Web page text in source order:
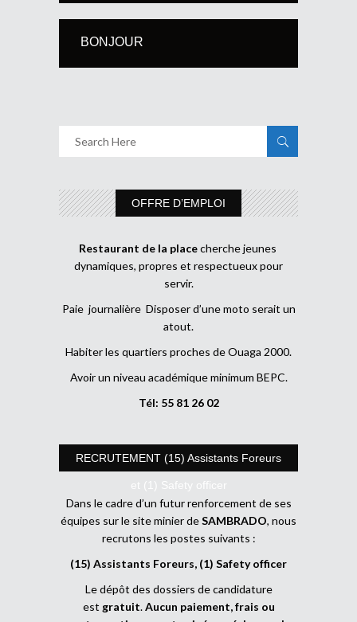
BONJOUR
OFFRE D’EMPLOI
Restaurant de la placecherche jeunes
dynamiques, propres et respectueux pour
servir.
Paie journalière Disposer d’une moto serait un
atout.
Habiter les quartiers proches de Ouaga 2000.
Avoir un niveau académique minimum BEPC.
Tél: 55 81 26 02
RECRUTEMENT (15) Assistants Foreurs
et (1) Safety officer
Dans le cadre d’un futur renforcement de ses
équipes sur le site minier deSAMBRADO, nous
recrutons les postes suivants :
(15) Assistants Foreurs, (1) Safety officer
Le dépôt des dossiers de candidature
est gratuit.Aucun paiement, frais ou